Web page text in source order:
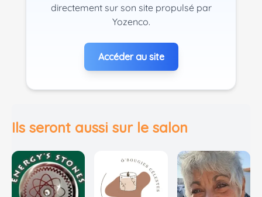
directement sur son site propulsé par
Yozenco.
Accéder au site
Ils seront aussi sur le salon